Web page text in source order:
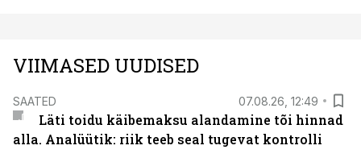
VIIMASED UUDISED
SAATED 07.08.26, 12:49
Läti toidu käibemaksu alandamine tõi hinnad
alla. Analüütik: riik teeb seal tugevat kontrolli